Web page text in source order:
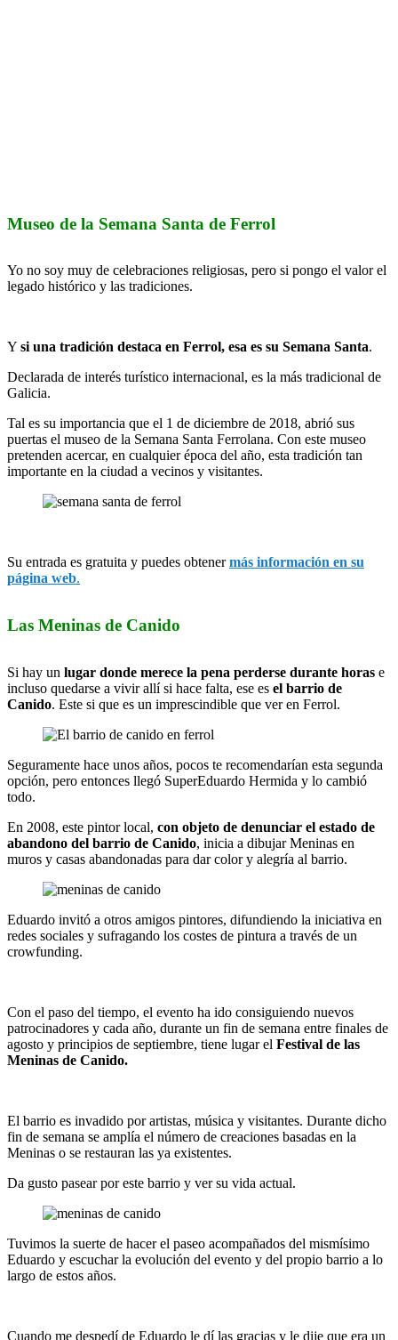
Museo de la Semana Santa de Ferrol
Yo no soy muy de celebraciones religiosas, pero si pongo el valor el
legado histórico y las tradiciones.
Y si una tradición destaca en Ferrol, esa es su Semana Santa.
Declarada de interés turístico internacional, es la más tradicional de
Galicia.
Tal es su importancia que el 1 de diciembre de 2018, abrió sus
puertas el museo de la Semana Santa Ferrolana. Con este museo
pretenden acercar, en cualquier época del año, esta tradición tan
importante en la ciudad a vecinos y visitantes.
Su entrada es gratuita y puedes obtenermás información en su
página web.
Las Meninas de Canido
Si hay un lugar donde merece la pena perderse durante horas e
incluso quedarse a vivir allí si hace falta, ese es el barrio de
Canido. Este si que es un imprescindible que ver en Ferrol.
Seguramente hace unos años, pocos te recomendarían esta segunda
opción, pero entonces llegó SuperEduardo Hermida y lo cambió
todo.
En 2008, este pintor local, con objeto de denunciar el estado de
abandono del barrio de Canido, inicia a dibujar Meninas en
muros y casas abandonadas para dar color y alegría al barrio.
Eduardo invitó a otros amigos pintores, difundiendo la iniciativa en
redes sociales y sufragando los costes de pintura a través de un
crowfunding.
Con el paso del tiempo, el evento ha ido consiguiendo nuevos
patrocinadores y cada año, durante un fin de semana entre finales de
agosto y principios de septiembre, tiene lugar el Festival de las
Meninas de Canido.
El barrio es invadido por artistas, música y visitantes. Durante dicho
fin de semana se amplía el número de creaciones basadas en la
Meninas o se restauran las ya existentes.
Da gusto pasear por este barrio y ver su vida actual.
Tuvimos la suerte de hacer el paseo acompañados del mismísimo
Eduardo y escuchar la evolución del evento y del propio barrio a lo
largo de estos años.
Cuando me despedí de Eduardo le dí las gracias y le dije que era un